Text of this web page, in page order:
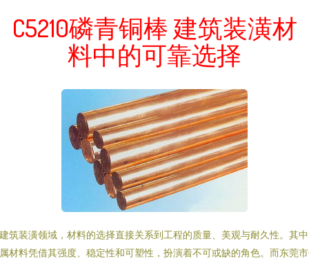
C5210磷青铜棒 建筑装潢材
料中的可靠选择
筑装潢领域，材料的选择直接关系到工程的质量、美观与耐久性。其
材料凭借其强度、稳定性和可塑性，扮演着不可或缺的角色。而东莞